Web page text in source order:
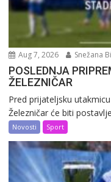
Aug 7, 2026 Snežana
POSLEDNJA
ŽELEZNIČAR
Pred prijateljsku
Železničar će biti
Novosti Sport